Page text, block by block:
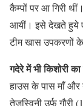
कैम्पों पर आ गिरी
आयीं। इसे देखते हुये
टीम खास उपकरणों
गदेरे में भी किशोरी
हाउस के पास माँ और
तेजस्विनी उर्फ गौरी